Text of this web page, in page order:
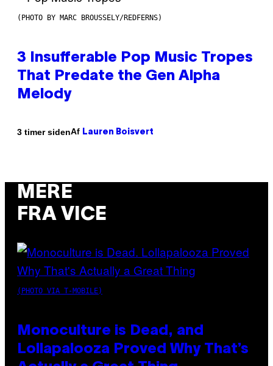
(PHOTO BY MARC BROUSSELY/REDFERNS)
3 Insufferable Pop Music Tropes
That Predate the Gen Alpha
Melody
3 timer sidenAf Lauren Boisvert
MERE
FRA VICE
(PHOTO VIA T-MOBILE)
Monoculture is Dead, and
Lollapalooza Proved Why That’s